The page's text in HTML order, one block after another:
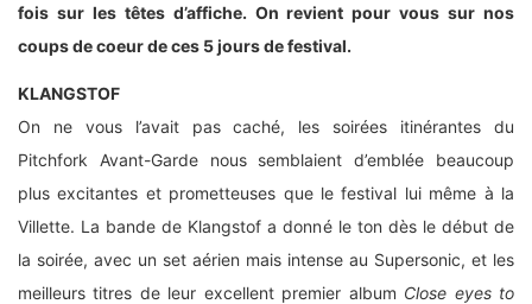
fois sur les têtes d’affiche. On revient pour vous sur nos
coups de coeur de ces 5 jours de festival.
KLANGSTOF
On ne vous l’avait pas caché, les soirées itinérantes du
Pitchfork Avant-Garde nous semblaient d’emblée beaucoup
plus excitantes et prometteuses que le festival lui même à la
Villette. La bande de Klangstof a donné le ton dès le début de
la soirée, avec un set aérien mais intense au Supersonic, et les
meilleurs titres de leur excellent premier album Close eyes to